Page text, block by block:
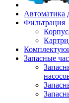
Автоматика
Фильтрация
Запасные